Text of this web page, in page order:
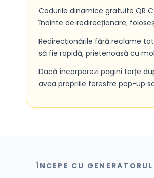
Codurile dinamice gratuite QR
înainte de redirecționare;
Redirecționările fără reclame
să fie rapidă, prietenoasă cu
Dacă încorporezi pagini terțe
avea propriile ferestre pop-up
ÎNCEPE CU GENERATORUL